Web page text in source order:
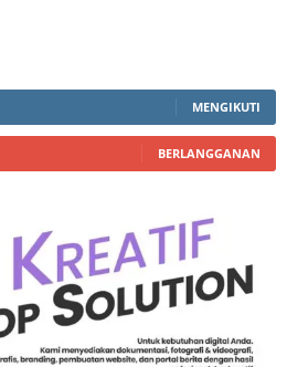
MENGIKUTI
BERLANGGANAN